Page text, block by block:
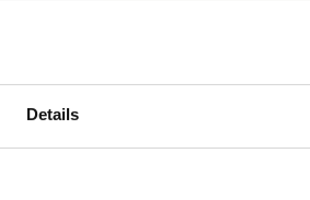
Details